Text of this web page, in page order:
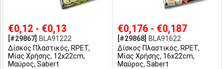
€0,12 - €0,13
[#29867]
BLA91222
Δίσκος Πλαστικός, RPET,
Μίας Χρήσης, 12x22cm,
Μαύρος, Sabert
€0,176 - €0,187
[#29868]
BLA91622
Δίσκος Πλαστικός, RPET,
Μίας Χρήσης, 16x22cm,
Μαύρος, Sabert